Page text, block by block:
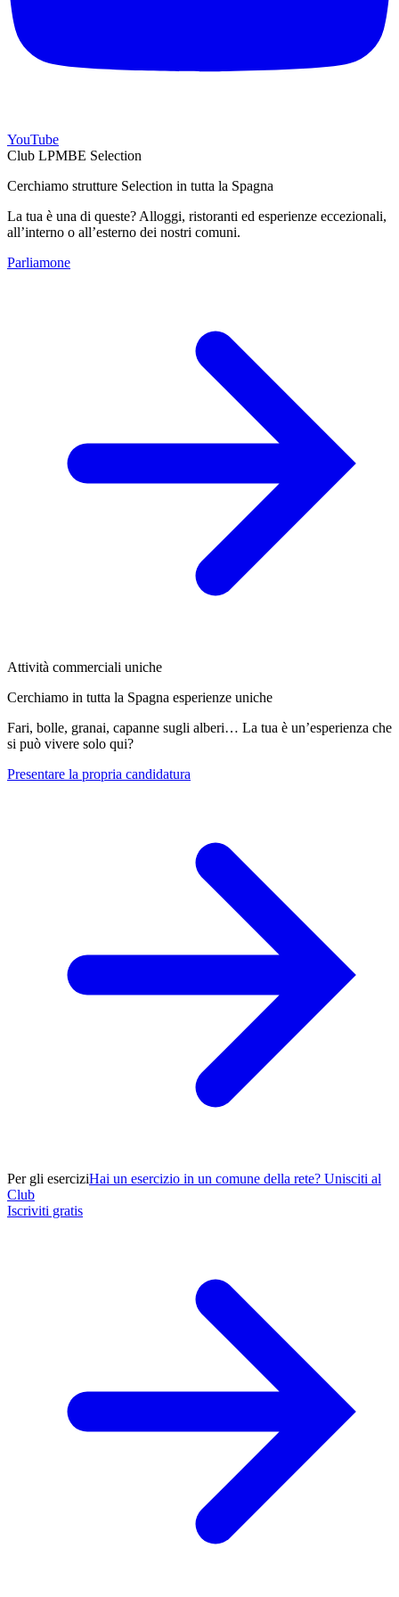
YouTube
Club LPMBE Selection
Cerchiamo strutture Selection in tutta la Spagna
La tua è una di queste? Alloggi, ristoranti ed esperienze eccezionali,
all’interno o all’esterno dei nostri comuni.
Parliamone
Attività commerciali uniche
Cerchiamo in tutta la Spagna esperienze uniche
Fari, bolle, granai, capanne sugli alberi… La tua è un’esperienza che
si può vivere solo qui?
Presentare la propria candidatura
Per gli eserciziHai un esercizio in un comune della rete? Unisciti al
Club
Iscriviti gratis